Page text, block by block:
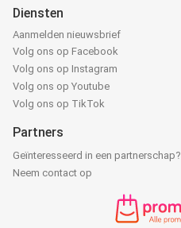
Diensten
Aanmelden nieuwsbrief
Volg ons op Facebook
Volg ons op Instagram
Volg ons op Youtube
Volg ons op TikTok
Partners
Geïnteresseerd in een partnerschap?
Neem contact op